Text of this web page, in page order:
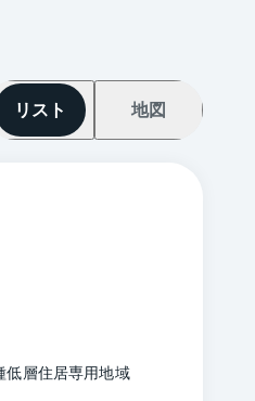
リスト 地図
層住居専用地域